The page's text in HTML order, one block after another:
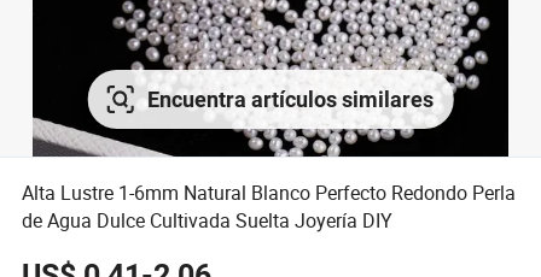
Encuentra artículos similares
Alta Lustre 1-6mm Natural Blanco Perfecto Redondo Perla
de Agua Dulce Cultivada Suelta Joyería DIY